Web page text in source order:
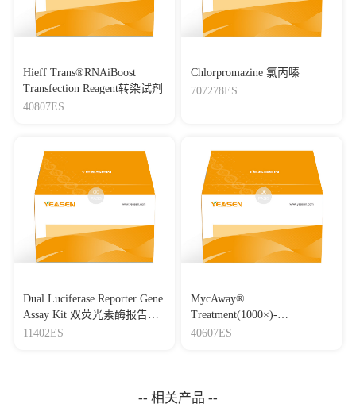
Hieff Trans®RNAiBoost
Transfection Reagent转染试剂
40807ES
Chlorpromazine 氯丙嗪
707278ES
Dual Luciferase Reporter Gene
Assay Kit 双荧光素酶报告基
因检测试剂盒
11402ES
MycAway®
Treatment(1000×)-
Mycoplasma Elimination
40607ES
-- 相关产品 --